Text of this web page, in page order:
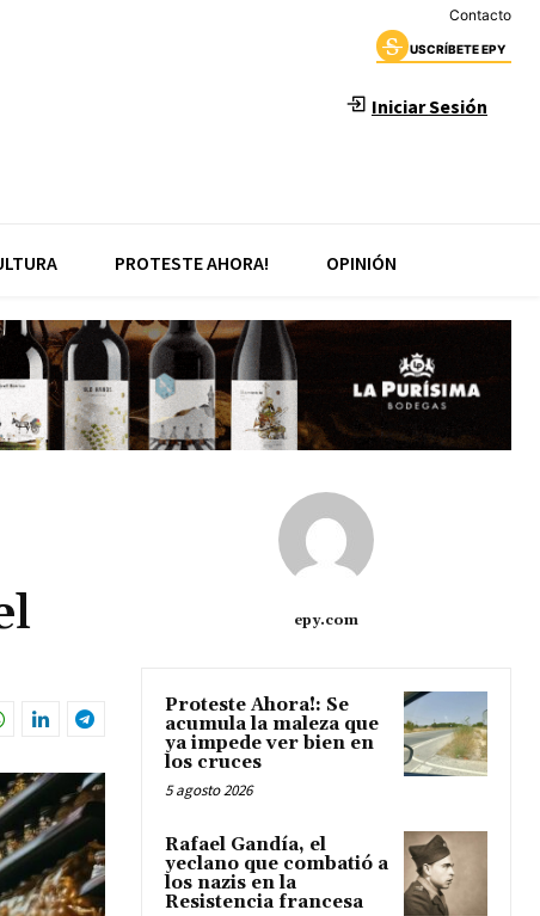
Contacto
USCRÍBETE EPY
Iniciar Sesión
PROTESTE AHORA! OPINIÓN
epy.com
Proteste Ahora!: Se
acumula la maleza que
ya impede ver bien en
los cruces
5 agosto 2026
Rafael Gandía, el
yeclano que combatió a
los nazis en la
Resistencia francesa